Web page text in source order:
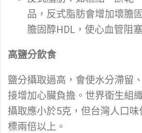
品，反式脂肪會增加壞膽
膽固醇HDL，使心血管阻
高鹽分飲食
鹽分攝取過高，會使水分滯留
接增加心臟負擔。世界衛生組
攝取應小於5克，但台灣人口
標兩倍以上。